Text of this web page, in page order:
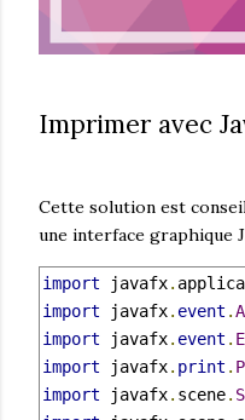
Imprimer avec
Cette solution est
une interface graphique
import javafx.
import javafx. event .
import javafx. event .
import javafx. print .
import javafx. scene.